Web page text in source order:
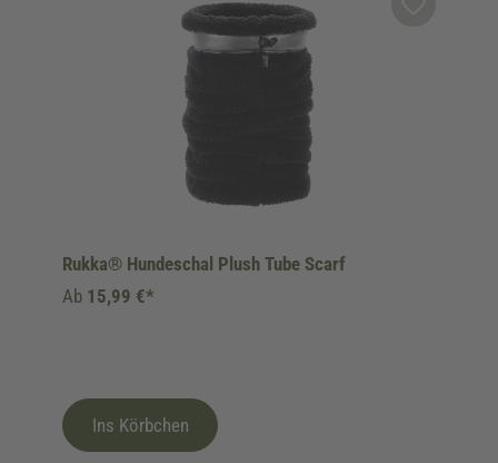
Rukka® Hundeschal Plush Tube Scarf
Ab 15,99 €*
Ins Körbchen